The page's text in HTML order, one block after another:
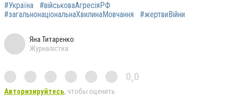
#Україна
#військоваАгресіяРФ
#загальнонаціональнаХвилинаМовчання
#жертвиВійни
Яна Титаренко
Журналістка
0,0
Авторизируйтесь, чтобы оценить